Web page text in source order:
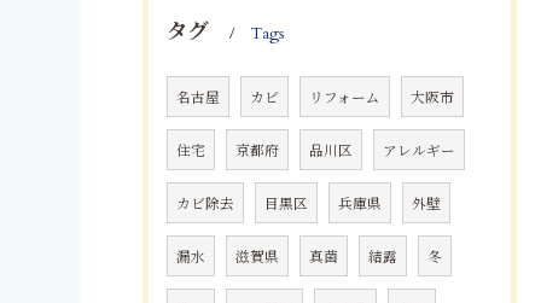
タグ Tags
名古屋 カビ リフォーム 大阪市
住宅 京都府 品川区 アレルギー
カビ除去 目黒区 兵庫県 外壁
漏水 滋賀県 真菌 結露 冬